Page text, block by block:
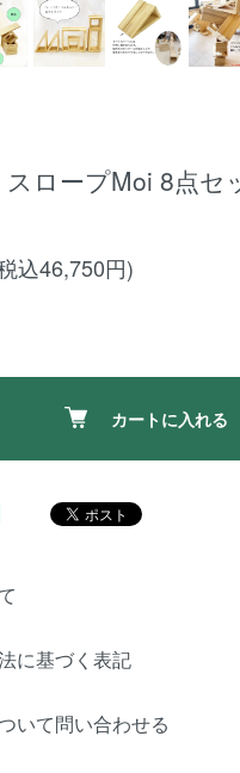
ロープMoi 8点セ
込46,750円)
カートに入れる
に基づく表記
いて問い合わせる